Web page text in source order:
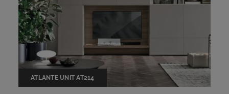
ATLANTE UNIT AT214